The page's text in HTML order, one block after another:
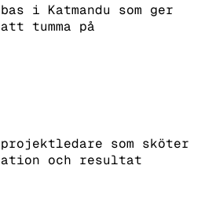
i Katmandu som ger
tumma på
som sköter
och resultat